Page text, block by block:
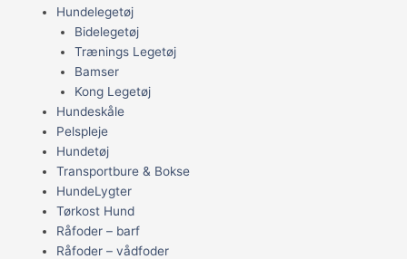
Hundelegetøj
Bidelegetøj
Trænings Legetøj
Bamser
Kong Legetøj
Hundeskåle
Pelspleje
Hundetøj
Transportbure & Bokse
HundeLygter
Tørkost Hund
Råfoder – barf
Råfoder – vådfoder